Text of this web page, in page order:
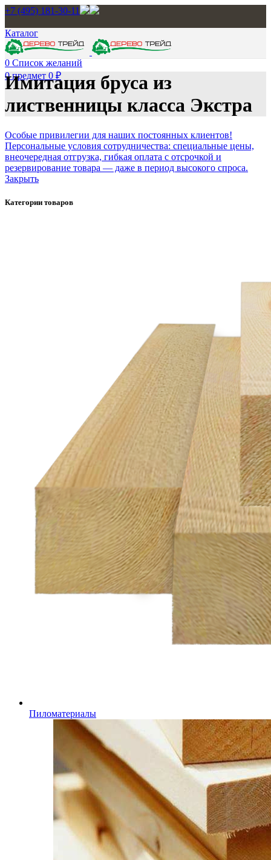
+7 (495) 181-30-11
Каталог
0 Список желаний
0предмет 0 ₽
Имитация бруса из
лиственницы класса Экстра
Особые привилегии для наших постоянных клиентов!
Персональные условия сотрудничества: специальные цены,
внеочередная отгрузка, гибкая оплата с отсрочкой и
резервирование товара — даже в период высокого спроса.
Закрыть
Категории товаров
Пиломатериалы